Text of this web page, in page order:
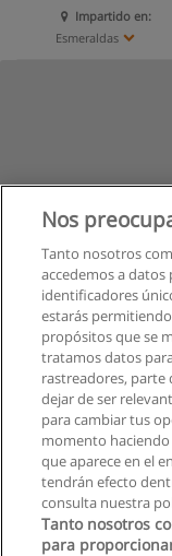
Impartido en:
Esmeraldas
Nos
Tanto nosotros
accedemos a datos
identificadores
estarás
propósitos que se
tratamos datos
rastreadores, parte
dejar de ser
para cambiar tus
momento haciendo
que aparece en el
tendrán efecto
consulta nuestra
Tanto nosotros
para